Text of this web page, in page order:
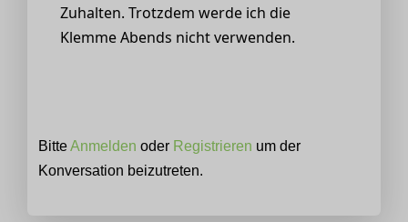
Zuhalten. Trotzdem werde ich die
Klemme Abends nicht verwenden.
BitteAnmelden oder Registrieren um der
Konversation beizutreten.